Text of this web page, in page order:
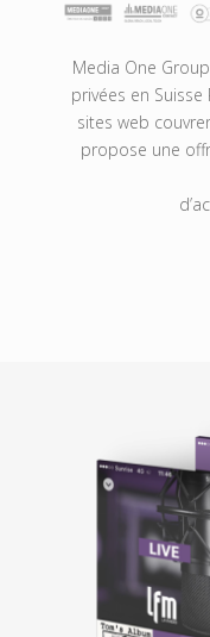
Media One
privées en
sites web
propose une